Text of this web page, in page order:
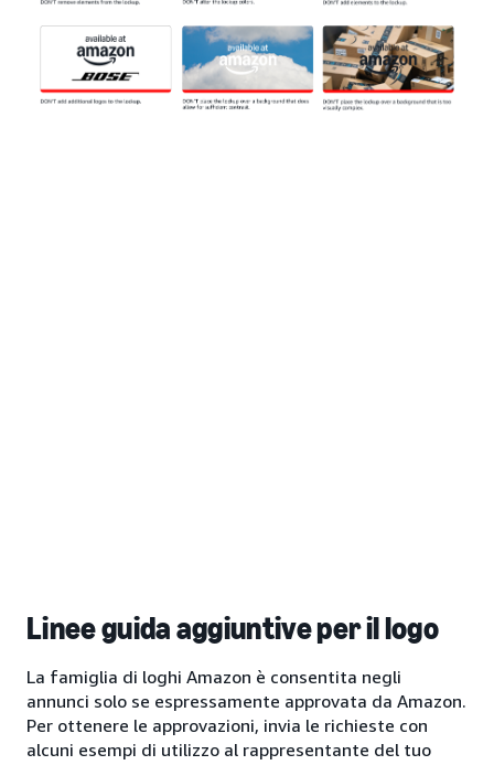
Linee guida aggiuntive per il logo
La famiglia di loghi Amazon è consentita negli
annunci solo se espressamente approvata da Amazon.
Per ottenere le approvazioni, invia le richieste con
alcuni esempi di utilizzo al rappresentante del tuo